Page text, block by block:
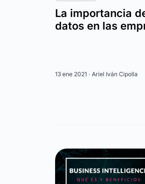
La importancia
datos en las
13 ene 2021 · Ariel Iván Cipolla